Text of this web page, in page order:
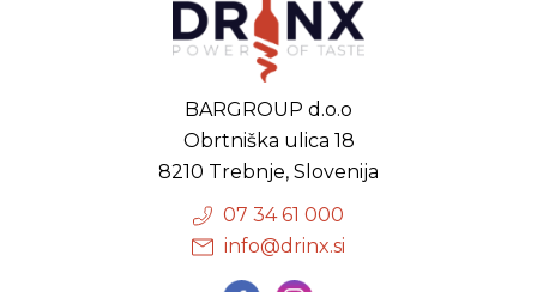
BARGROUP d.o.o
Obrtniška ulica 18
8210 Trebnje, Slovenija
07 34 61 000
info@drinx.si